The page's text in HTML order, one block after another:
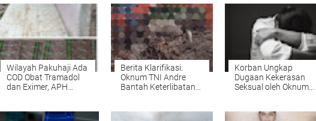
Wilayah Pakuhaji Ada
COD Obat Tramadol
dan Eximer, APH
Berita Klarifikasi:
Oknum TNI Andre
Bantah Keterlibatan
Ketapang
Korban Ungkap
Dugaan Kekerasan
Seksual oleh Oknum